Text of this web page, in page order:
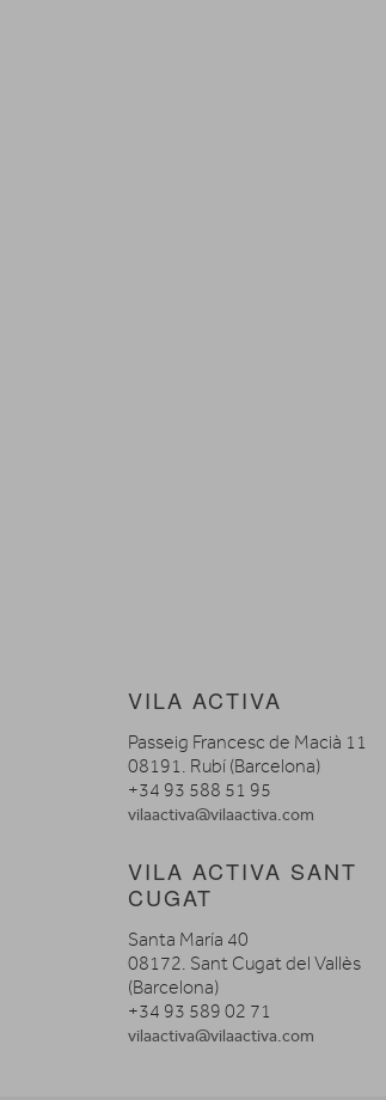
VILA ACTIVA
Passeig Francesc de Macià 11
08191. Rubí (Barcelona)
+34 93 588 51 95
vilaactiva@vilaactiva.com
VILA ACTIVA SANT
CUGAT
Santa María 40
08172. Sant Cugat del Vallès
(Barcelona)
+34 93 589 02 71
vilaactiva@vilaactiva.com